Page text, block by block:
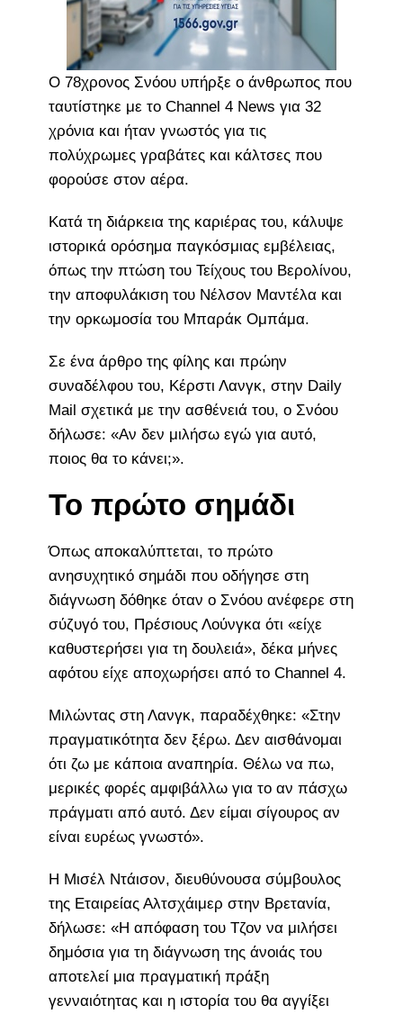
Ο 78χρονος Σνόου υπήρξε ο άνθρωπος που
ταυτίστηκε με το Channel 4 News για 32
χρόνια και ήταν γνωστός για τις
πολύχρωμες γραβάτες και κάλτσες που
φορούσε στον αέρα.
Κατά τη διάρκεια της καριέρας του, κάλυψε
ιστορικά ορόσημα παγκόσμιας εμβέλειας,
όπως την πτώση του Τείχους του Βερολίνου,
την αποφυλάκιση του Νέλσον Μαντέλα και
την ορκωμοσία του Μπαράκ Ομπάμα.
Σε ένα άρθρο της φίλης και πρώην
συναδέλφου του, Κέρστι Λανγκ, στην Daily
Mail σχετικά με την ασθένειά του, ο Σνόου
δήλωσε: «Αν δεν μιλήσω εγώ για αυτό,
ποιος θα το κάνει;».
Το πρώτο σημάδι
Όπως αποκαλύπτεται, το πρώτο
ανησυχητικό σημάδι που οδήγησε στη
διάγνωση δόθηκε όταν ο Σνόου ανέφερε στη
σύζυγό του, Πρέσιους Λούνγκα ότι «είχε
καθυστερήσει για τη δουλειά», δέκα μήνες
αφότου είχε αποχωρήσει από το Channel 4.
Μιλώντας στη Λανγκ, παραδέχθηκε: «Στην
πραγματικότητα δεν ξέρω. Δεν αισθάνομαι
ότι ζω με κάποια αναπηρία. Θέλω να πω,
μερικές φορές αμφιβάλλω για το αν πάσχω
πράγματι από αυτό. Δεν είμαι σίγουρος αν
είναι ευρέως γνωστό».
Η Μισέλ Ντάισον, διευθύνουσα σύμβουλος
της Εταιρείας Αλτσχάιμερ στην Βρετανία,
δήλωσε: «Η απόφαση του Τζον να μιλήσει
δημόσια για τη διάγνωση της άνοιάς του
αποτελεί μια πραγματική πράξη
γενναιότητας και η ιστορία του θα αγγίξει